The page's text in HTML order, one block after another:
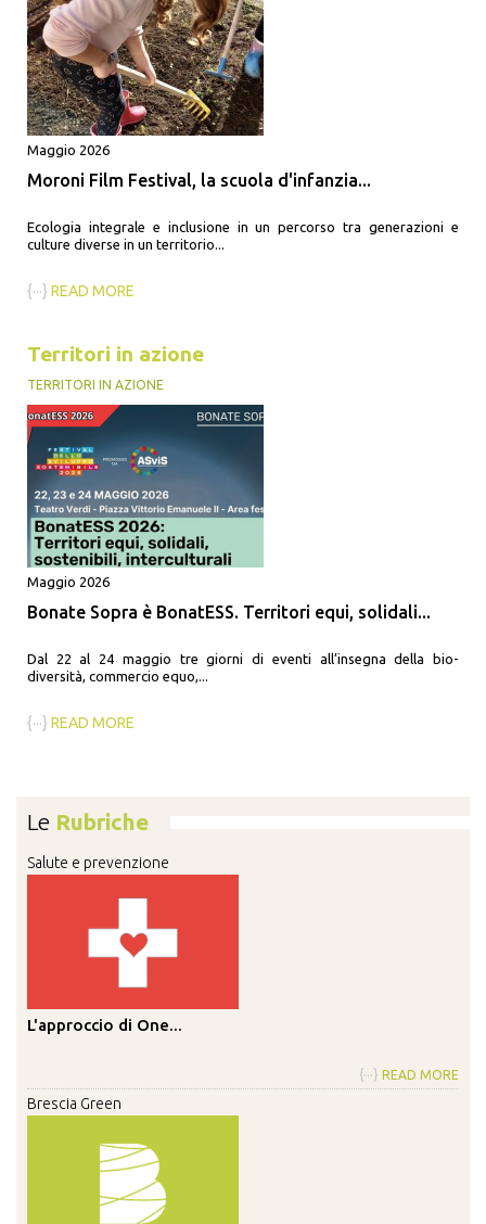
Maggio 2026
Moroni Film Festival, la scuola d'infanzia...
Ecologia integrale e inclusione in un percorso tra generazioni e
culture diverse in un territorio...
{···} READ MORE
Territori in azione
TERRITORI IN AZIONE
Maggio 2026
Bonate Sopra è BonatESS. Territori equi, solidali...
Dal 22 al 24 maggio tre giorni di eventi all’insegna della bio-
diversità, commercio equo,...
{···} READ MORE
Le Rubriche
Salute e prevenzione
L'approccio di One...
{···} READ MORE
Brescia Green